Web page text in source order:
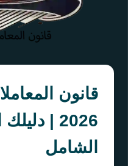
قانون
2026 |
الشامل